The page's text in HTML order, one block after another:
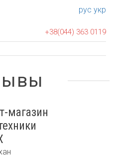
рус укр
+38(044) 363 0119
магазин